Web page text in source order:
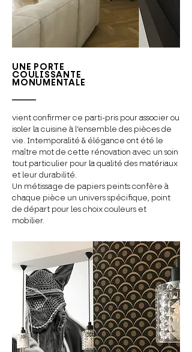
UNE PORTE
COULISSANTE
MONUMENTALE
vient confirmer ce parti-pris pour associer ou
isoler la cuisine à l’ensemble des pièces de
vie. Intemporalité & élégance ont été le
maître mot de cette rénovation avec un soin
tout particulier pour la qualité des matériaux
et leur durabilité.
Un métissage de papiers peints confère à
chaque pièce un univers spécifique, point
de départ pour les choix couleurs et
mobilier.